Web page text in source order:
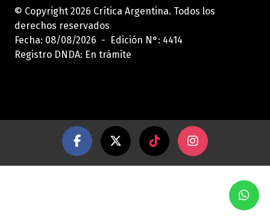
© Copyright 2026 Crítica Argentina. Todos los
derechos reservados
Fecha: 08/08/2026 - Edición N°: 4414
Registro DNDA: En trámite